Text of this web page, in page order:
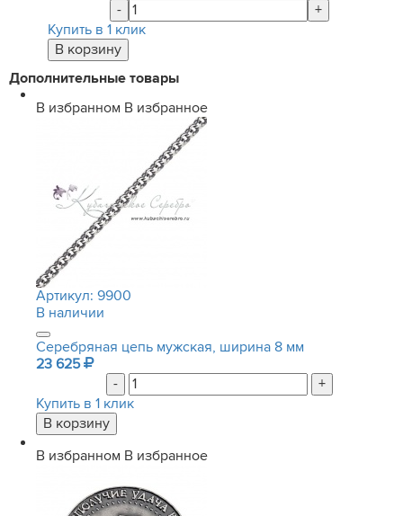
-
+
Купить в 1 клик
Дополнительные товары
В избранном В избранное
Артикул: 9900
В наличии
Серебряная цепь мужская, ширина 8 мм
23 625
-
+
Купить в 1 клик
В избранном В избранное